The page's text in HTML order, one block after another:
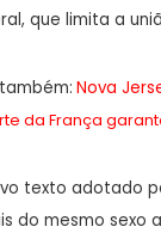
que limita a
Nova
da França
texto adotado
do mesmo sexo